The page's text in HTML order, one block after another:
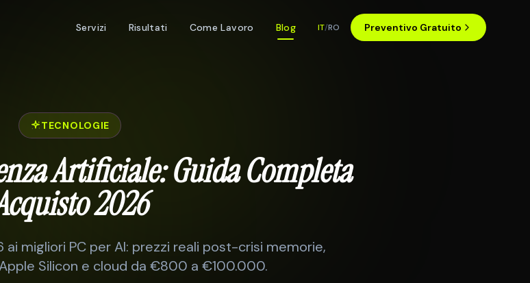
Servizi Risultati Come Lavoro Blog IT/RO Preventivo Gratuito
TECNOLOGIE
Artificiale: Guida Completa
2026
migliori PC per AI: prezzi reali post-crisi memorie,
Silicon e cloud da €800 a €100.000.